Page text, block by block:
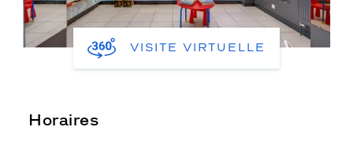
VISITE VIRTUELLE
Horaires